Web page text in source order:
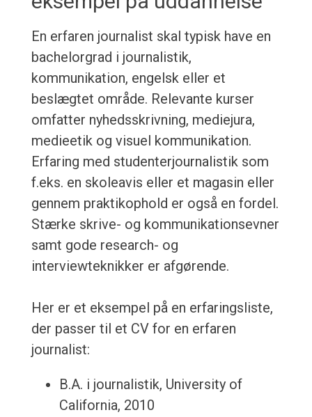
En erfaren journalist skal typisk have en
bachelorgrad i journalistik,
kommunikation, engelsk eller et
beslægtet område. Relevante kurser
omfatter nyhedsskrivning, mediejura,
medieetik og visuel kommunikation.
Erfaring med studenterjournalistik som
f.eks. en skoleavis eller et magasin eller
gennem praktikophold er også en fordel.
Stærke skrive- og kommunikationsevner
samt gode research- og
interviewteknikker er afgørende.
Her er et eksempel på en erfaringsliste,
der passer til et CV for en erfaren
journalist:
B.A. i journalistik, University of
California, 2010